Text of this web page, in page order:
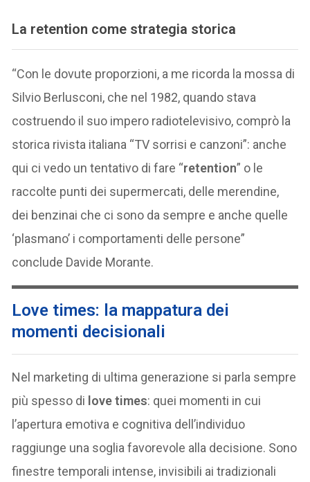
La retention come strategia storica
“Con le dovute proporzioni, a me ricorda la mossa di
Silvio Berlusconi, che nel 1982, quando stava
costruendo il suo impero radiotelevisivo, comprò la
storica rivista italiana “TV sorrisi e canzoni”: anche
qui ci vedo un tentativo di fare “retention” o le
raccolte punti dei supermercati, delle merendine,
dei benzinai che ci sono da sempre e anche quelle
‘plasmano’ i comportamenti delle persone”
conclude Davide Morante.
Love times: la mappatura dei
momenti decisionali
Nel marketing di ultima generazione si parla sempre
più spesso di love times: quei momenti in cui
l’apertura emotiva e cognitiva dell’individuo
raggiunge una soglia favorevole alla decisione. Sono
finestre temporali intense, invisibili ai tradizionali